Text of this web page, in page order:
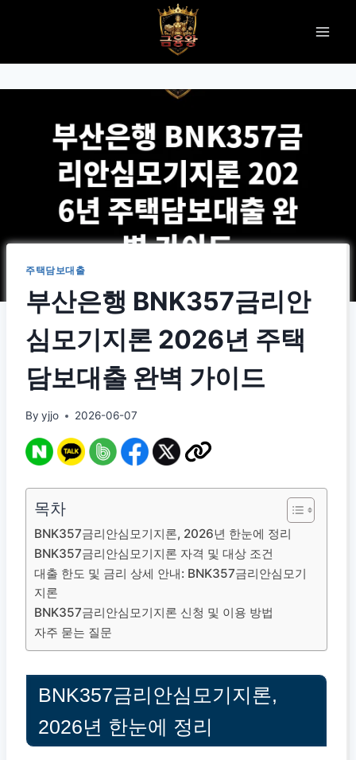
주택담보대출
부산은행 BNK357금리안
심모기지론 2026년 주택
담보대출 완벽 가이드
By yjjo 2026-06-07
목차
BNK357금리안심모기지론, 2026년 한눈에 정리
BNK357금리안심모기지론 자격 및 대상 조건
대출 한도 및 금리 상세 안내: BNK357금리안심모기
지론
BNK357금리안심모기지론 신청 및 이용 방법
자주 묻는 질문
BNK357금리안심모기지론,
2026년 한눈에 정리